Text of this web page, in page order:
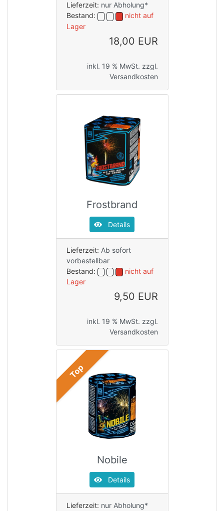
Lieferzeit: nur Abholung*
Bestand:
nicht auf
Lager
18,00 EUR
inkl. 19 % MwSt. zzgl.
Versandkosten
Frostbrand
Details
Lieferzeit: Ab sofort
vorbestellbar
Bestand:
nicht auf
Lager
9,50 EUR
inkl. 19 % MwSt. zzgl.
Versandkosten
Top
Nobile
Details
Lieferzeit: nur Abholung*